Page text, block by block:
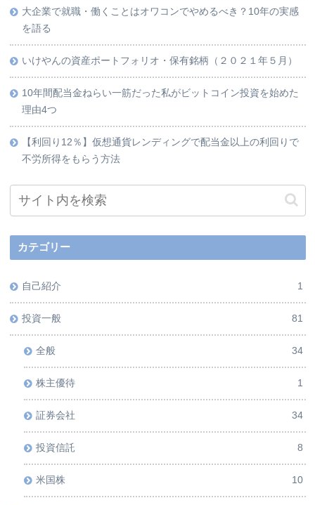
大企業で就職・働くことはオワコンでやめるべき？10年の実感
を語る
いけやんの資産ポートフォリオ・保有銘柄（２０２１年５月）
10年間配当金ねらい一筋だった私がビットコイン投資を始めた
理由4つ
【利回り12％】仮想通貨レンディングで配当金以上の利回りで
不労所得をもらう方法
カテゴリー
自己紹介 1
投資一般 81
全般 34
株主優待 1
証券会社 34
投資信託 8
米国株 10